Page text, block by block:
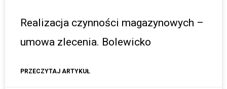
Realizacja czynności magazynowych –
umowa zlecenia. Bolewicko
PRZECZYTAJ ARTYKUŁ